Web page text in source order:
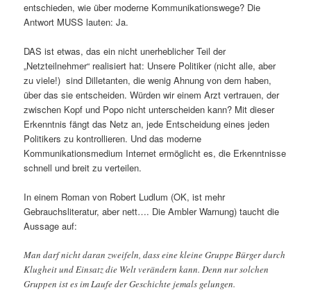
entschieden, wie über moderne Kommunikationswege? Die
Antwort MUSS lauten: Ja.
DAS ist etwas, das ein nicht unerheblicher Teil der
„Netzteilnehmer“ realisiert hat: Unsere Politiker (nicht alle, aber
zu viele!) sind Dilletanten, die wenig Ahnung von dem haben,
über das sie entscheiden. Würden wir einem Arzt vertrauen, der
zwischen Kopf und Popo nicht unterscheiden kann? Mit dieser
Erkenntnis fängt das Netz an, jede Entscheidung eines jeden
Politikers zu kontrollieren. Und das moderne
Kommunikationsmedium Internet ermöglicht es, die Erkenntnisse
schnell und breit zu verteilen.
In einem Roman von Robert Ludlum (OK, ist mehr
Gebrauchsliteratur, aber nett…. Die Ambler Warnung) taucht die
Aussage auf:
Man darf nicht daran zweifeln, dass eine kleine Gruppe Bürger durch
Klugheit und Einsatz die Welt verändern kann. Denn nur solchen
Gruppen ist es im Laufe der Geschichte jemals gelungen.